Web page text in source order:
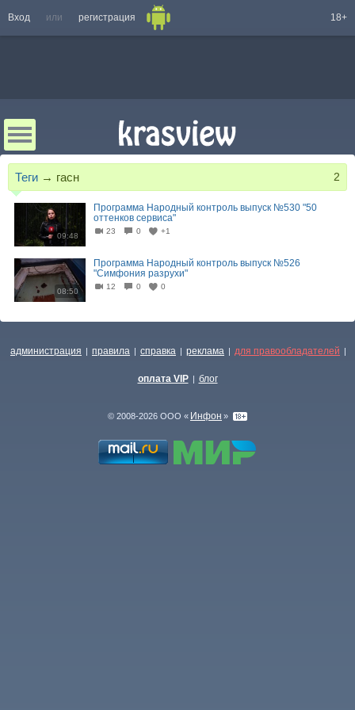
Вход или регистрация 18+
Теги → гасн 2
09:48
Программа Народный контроль выпуск №530 "50
оттенков сервиса"
23 0 +1
08:50
Программа Народный контроль выпуск №526
"Симфония разрухи"
12 0 0
администрация | правила | справка | реклама | для правообладателей |
оплата VIP | блог
© 2008-2026 ООО « Инфон »